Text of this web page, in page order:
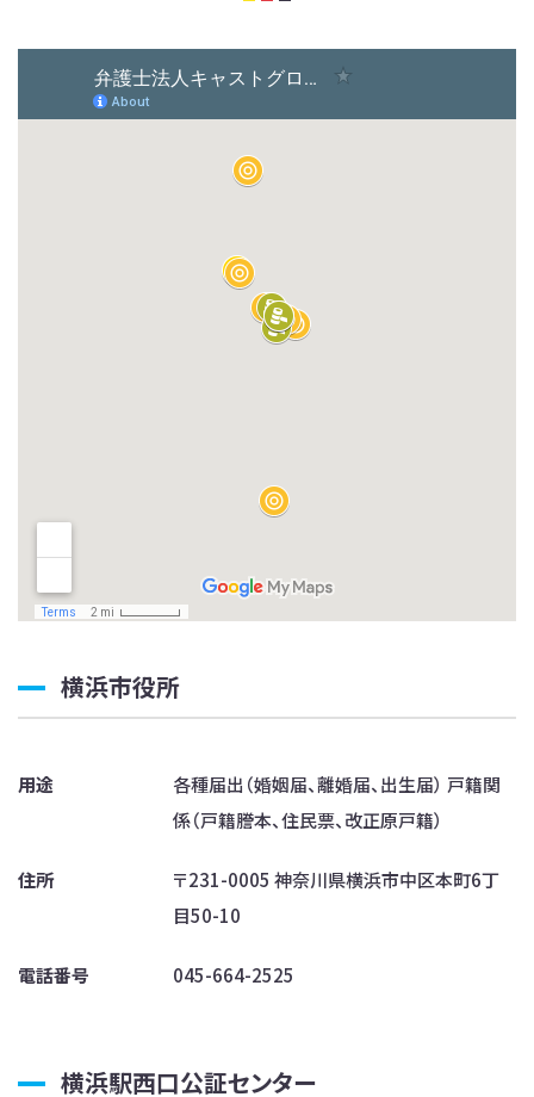
横浜市役所
用途
各種届出（婚姻届、離婚届、出生届） 戸籍関
係（戸籍謄本、住民票、改正原戸籍）
住所
〒231-0005 神奈川県横浜市中区本町6丁
目50-10
電話番号 045-664-2525
横浜駅西口公証センター